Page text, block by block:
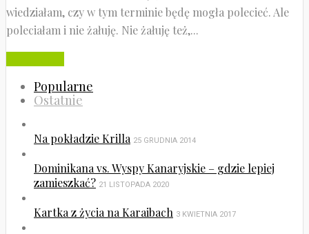
wiedziałam, czy w tym terminie będę mogła polecieć. Ale
poleciałam i nie żałuję. Nie żałuję też,...
Popularne
Ostatnie
Na pokładzie Krilla 25 GRUDNIA 2014
Dominikana vs. Wyspy Kanaryjskie – gdzie lepiej
zamieszkać? 21 LISTOPADA 2020
Kartka z życia na Karaibach 3 KWIETNIA 2017